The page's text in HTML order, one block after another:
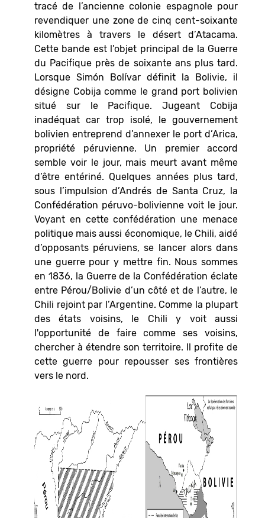
tracé de l’ancienne colonie espagnole pour
revendiquer une zone de cinq cent-soixante
kilomètres à travers le désert d’Atacama.
Cette bande est l’objet principal de la Guerre
du Pacifique près de soixante ans plus tard.
Lorsque Simón Bolívar définit la Bolivie, il
désigne Cobija comme le grand port bolivien
situé sur le Pacifique. Jugeant Cobija
inadéquat car trop isolé, le gouvernement
bolivien entreprend d’annexer le port d’Arica,
propriété péruvienne. Un premier accord
semble voir le jour, mais meurt avant même
d’être entériné. Quelques années plus tard,
sous l’impulsion d’Andrés de Santa Cruz, la
Confédération péruvo-bolivienne voit le jour.
Voyant en cette confédération une menace
politique mais aussi économique, le Chili, aidé
d’opposants péruviens, se lancer alors dans
une guerre pour y mettre fin. Nous sommes
en 1836, la Guerre de la Confédération éclate
entre Pérou/Bolivie d’un côté et de l’autre, le
Chili rejoint par l’Argentine. Comme la plupart
des états voisins, le Chili y voit aussi
l'opportunité de faire comme ses voisins,
chercher à étendre son territoire. Il profite de
cette guerre pour repousser ses frontières
vers le nord.